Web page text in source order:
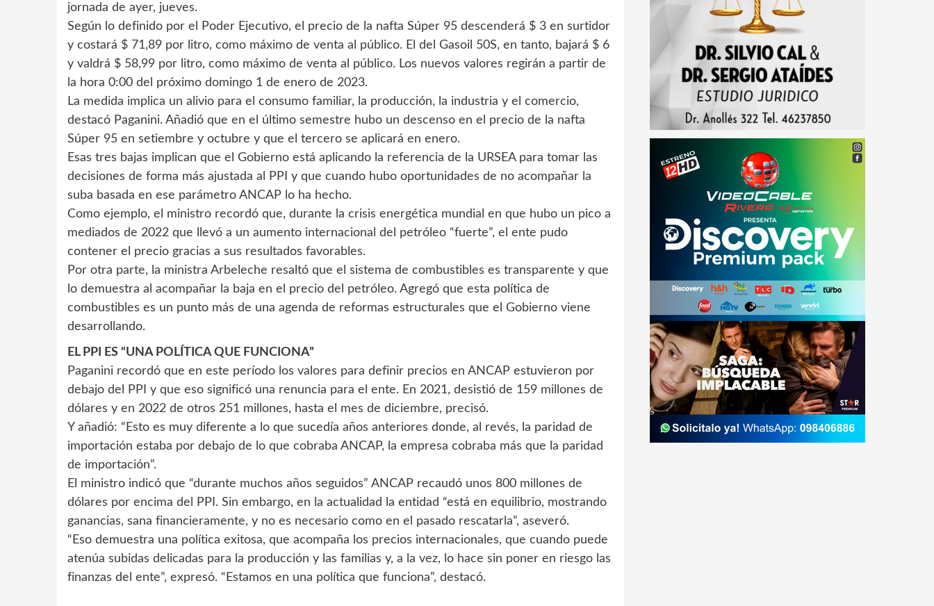
jornada de ayer, jueves.
Según lo definido por el Poder Ejecutivo, el precio de la nafta Súper 95 descenderá $ 3 en surtidor
y costará $ 71,89 por litro, como máximo de venta al público. El del Gasoil 50S, en tanto, bajará $ 6
y valdrá $ 58,99 por litro, como máximo de venta al público. Los nuevos valores regirán a partir de
la hora 0:00 del próximo domingo 1 de enero de 2023.
La medida implica un alivio para el consumo familiar, la producción, la industria y el comercio,
destacó Paganini. Añadió que en el último semestre hubo un descenso en el precio de la nafta
Súper 95 en setiembre y octubre y que el tercero se aplicará en enero.
Esas tres bajas implican que el Gobierno está aplicando la referencia de la URSEA para tomar las
decisiones de forma más ajustada al PPI y que cuando hubo oportunidades de no acompañar la
suba basada en ese parámetro ANCAP lo ha hecho.
Como ejemplo, el ministro recordó que, durante la crisis energética mundial en que hubo un pico a
mediados de 2022 que llevó a un aumento internacional del petróleo “fuerte”, el ente pudo
contener el precio gracias a sus resultados favorables.
Por otra parte, la ministra Arbeleche resaltó que el sistema de combustibles es transparente y que
lo demuestra al acompañar la baja en el precio del petróleo. Agregó que esta política de
combustibles es un punto más de una agenda de reformas estructurales que el Gobierno viene
desarrollando.
EL PPI ES “UNA POLÍTICA QUE FUNCIONA”
Paganini recordó que en este período los valores para definir precios en ANCAP estuvieron por
debajo del PPI y que eso significó una renuncia para el ente. En 2021, desistió de 159 millones de
dólares y en 2022 de otros 251 millones, hasta el mes de diciembre, precisó.
Y añadió: “Esto es muy diferente a lo que sucedía años anteriores donde, al revés, la paridad de
importación estaba por debajo de lo que cobraba ANCAP, la empresa cobraba más que la paridad
de importación”.
El ministro indicó que “durante muchos años seguidos” ANCAP recaudó unos 800 millones de
dólares por encima del PPI. Sin embargo, en la actualidad la entidad “está en equilibrio, mostrando
ganancias, sana financieramente, y no es necesario como en el pasado rescatarla”, aseveró.
“Eso demuestra una política exitosa, que acompaña los precios internacionales, que cuando puede
atenúa subidas delicadas para la producción y las familias y, a la vez, lo hace sin poner en riesgo las
finanzas del ente”, expresó. “Estamos en una política que funciona”, destacó.